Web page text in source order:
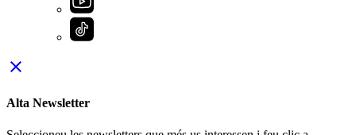
close
Alta Newsletter